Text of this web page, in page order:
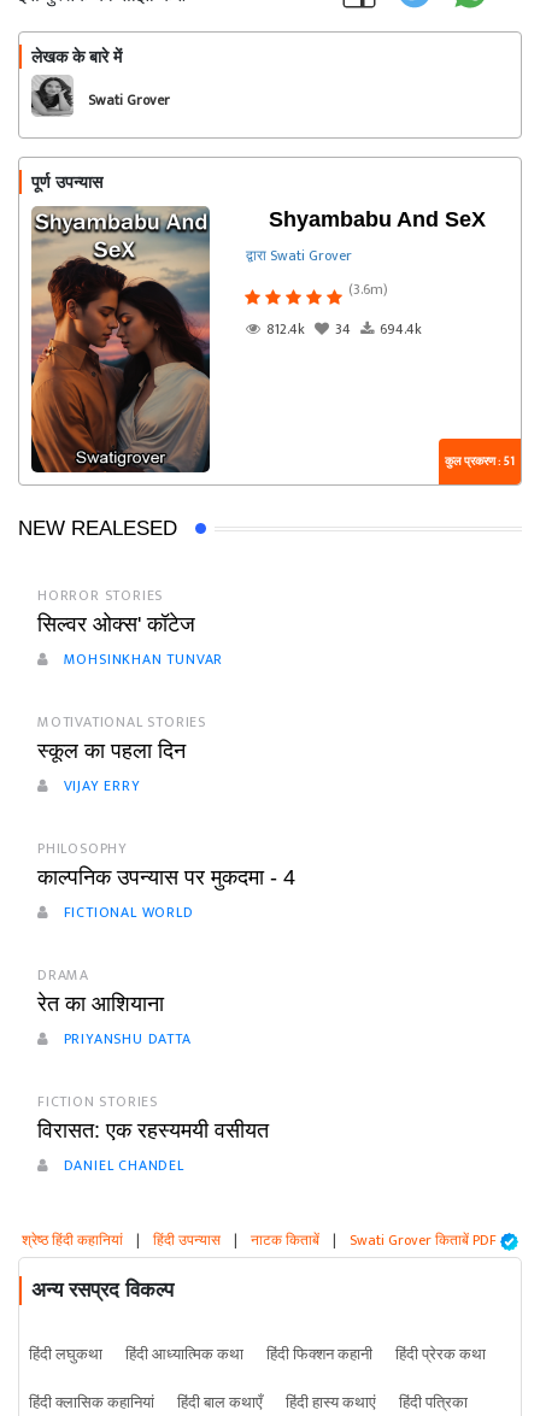
लेखक के बारे में
Swati Grover
पूर्ण उपन्यास
Shyambabu And SeX
द्वारा Swati Grover
(3.6m)
812.4k
34 694.4k
कुल प्रकरण : 51
NEW REALESED
HORROR STORIES
सिल्वर ओक्स' कॉटेज
MOHSINKHAN TUNVAR
MOTIVATIONAL STORIES
स्कूल का पहला दिन
VIJAY ERRY
PHILOSOPHY
काल्पनिक उपन्यास पर मुकदमा - 4
FICTIONAL WORLD
DRAMA
रेत का आशियाना
PRIYANSHU DATTA
FICTION STORIES
विरासत: एक रहस्यमयी वसीयत
DANIEL CHANDEL
श्रेष्ठ हिंदी कहानियां | हिंदी उपन्यास | नाटक किताबें | Swati Grover किताबें PDF
अन्य रसप्रद विकल्प
हिंदी लघुकथा हिंदी आध्यात्मिक कथा हिंदी फिक्शन कहानी
हिंदी प्रेरक कथा
हिंदी क्लासिक कहानियां
हिंदी बाल कथाएँ हिंदी हास्य कथाएं
हिंदी पत्रिका